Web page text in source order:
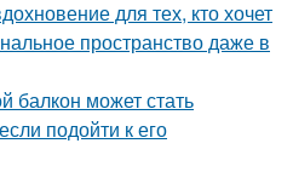
для тех, кто хочет
пространство даже в
может стать
подойти к его